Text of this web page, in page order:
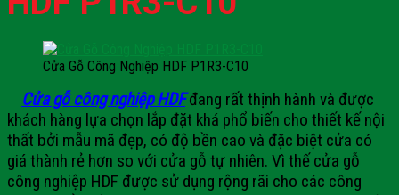
Cửa Gỗ Công Nghiệp HDF P1R3-C10
Cửa gỗ công nghiệp HDFđang rất thịnh hành và được
khách hàng lựa chọn lắp đặt khá phổ biến cho thiết kế nội
thất bởi mẫu mã đẹp, có độ bền cao và đặc biệt cửa có
giá thành rẻ hơn so với cửa gỗ tự nhiên. Vì thế cửa gỗ
công nghiệp HDF được sử dụng rộng rãi cho các công